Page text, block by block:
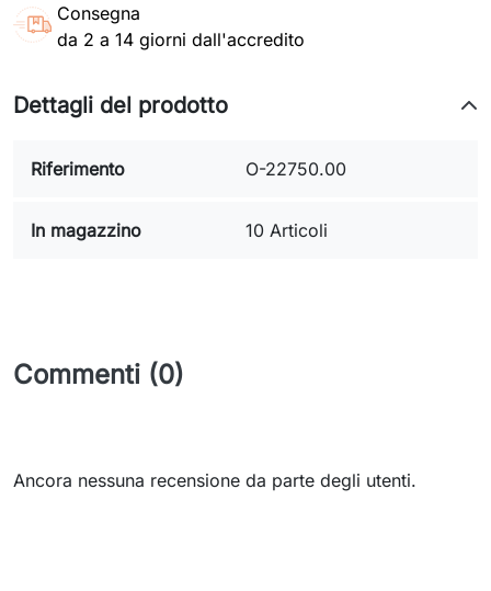
Consegna
da 2 a 14 giorni dall'accredito
Dettagli del prodotto
Riferimento O-22750.00
In magazzino 10 Articoli
Commenti (0)
Ancora nessuna recensione da parte degli utenti.